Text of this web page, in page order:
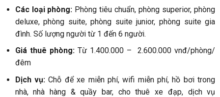
Các loại phòng: Phòng tiêu chuẩn, phòng superior, phòng
deluxe, phòng suite, phòng suite junior, phòng suite gia
đình. Số lượng người từ 1 đến 6 người.
Giá thuê phòng: Từ 1.400.000 – 2.600.000 vnđ/phòng/
đêm
Dịch vụ:Chỗ để xe miễn phí, wifi miễn phí, hồ bơi trong
nhà, nhà hàng & quầy bar, cho thuê xe đạp, dịch vụ